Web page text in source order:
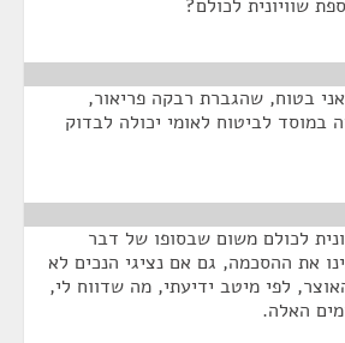
שוויונית לכולם?
בטוח, שהגברת רבקה פריאור,
במוסד לביטוח לאומי יכולה לבדוק
לכולם משום שבסופו של דבר
את ההסכמה, גם אם נציגי הנכים לא
לפי מיטב ידיעתי, מה שדווח לי,
האלה.